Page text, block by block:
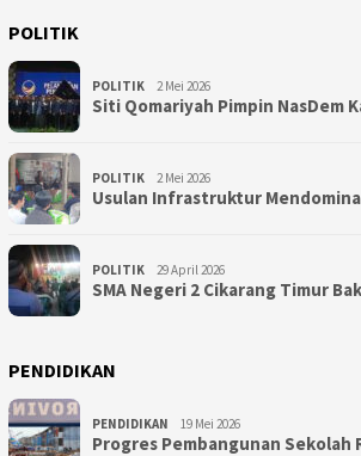
POLITIK
POLITIK 2 Mei 2026
Siti Qomariyah Pimpin NasDem
POLITIK 2 Mei 2026
Usulan Infrastruktur
POLITIK 29 April 2026
SMA Negeri 2 Cikarang Timur
PENDIDIKAN
PENDIDIKAN 19 Mei 2026
Progres Pembangunan Sekolah